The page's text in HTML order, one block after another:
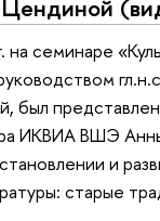
на семинаре
был представлен
ИКВИА ВШЭ
и
старые